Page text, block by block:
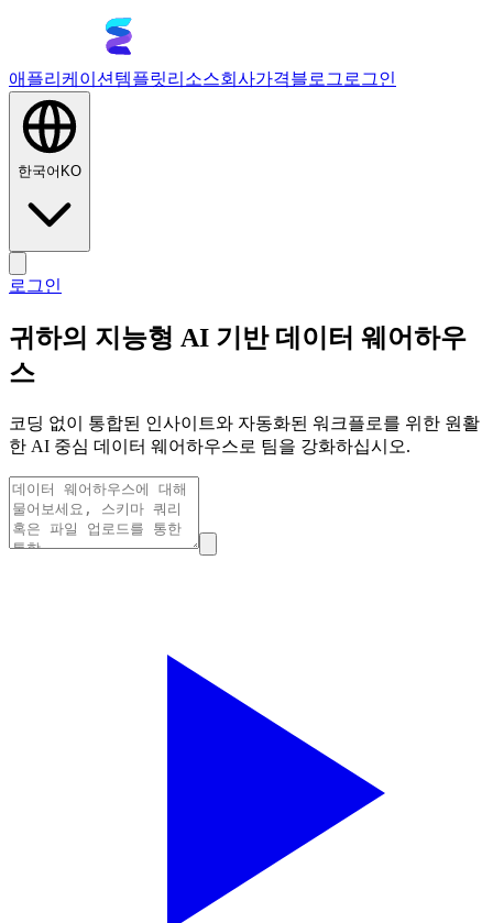
애플리케이션 템플릿리소스회사가격블로그 로그인
한국어 KO
로그인
귀하의 지능형 AI 기반 데이터 웨어하우
스
코딩 없이 통합된 인사이트와 자동화된 워크플로를 위한 원활
한 AI 중심 데이터 웨어하우스로 팀을 강화하십시오.